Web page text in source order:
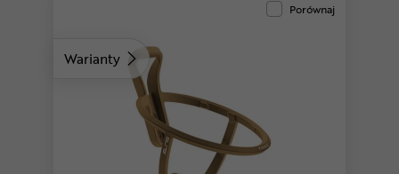
Warianty
Porównaj